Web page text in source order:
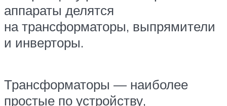
аппараты делятся
на трансформаторы, выпрямители
и инверторы.
Трансформаторы — наиболее
простые по устройству,